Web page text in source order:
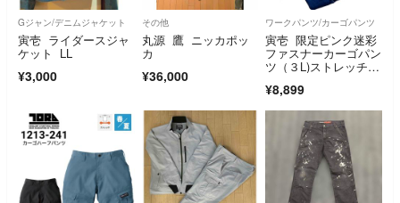
Gジャン/デニムジャケット
寅壱 ライダースジャ
ケット LL
¥3,000
その他
丸源 鷹 ニッカポッ
カ
¥36,000
ワークパンツ/カーゴパンツ
寅壱 限定ピンク迷彩
ファスナーカーゴパン
ツ（３L)ストレッチヒ
¥8,899